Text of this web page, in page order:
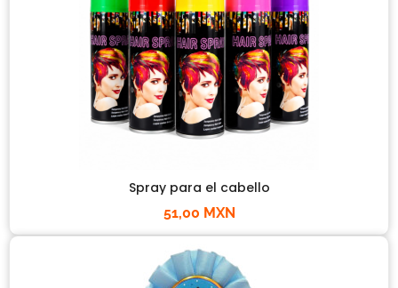
Spray para el cabello
51,00 MXN